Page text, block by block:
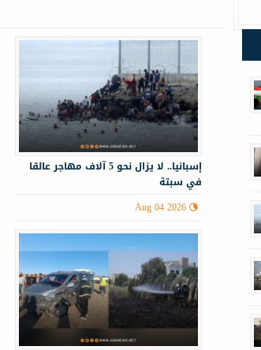
إسبانيا.. لا يزال نحو 5 آلاف مهاجر عالقا
في سبتة
Aug 04 2026